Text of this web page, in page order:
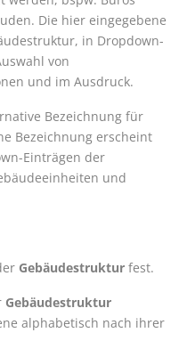
Die hier eingegebene
in Dropdown-
von
und im Ausdruck.
Bezeichnung für
Bezeichnung erscheint
Einträgen der
und
Gebäudestruktur fest.
Gebäudestruktur
alphabetisch nach ihrer